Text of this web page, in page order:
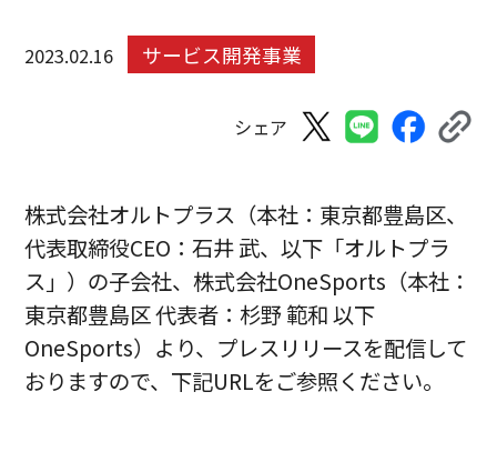
2023.02.16 サービス開発事業
シェア
株式会社オルトプラス（本社：東京都豊島区、
代表取締役CEO：石井 武、以下「オルトプラ
ス」）の子会社、株式会社OneSports（本社：
東京都豊島区 代表者：杉野 範和 以下
OneSports）より、プレスリリースを配信して
おりますので、下記URLをご参照ください。